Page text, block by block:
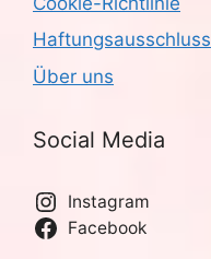
Haftungsausschluss
Über uns
Social Media
Instagram
Facebook